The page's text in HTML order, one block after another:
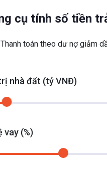
cụ tính số tiền
Thanh toán theo dư nợ giảm
nhà đất (tỷ VNĐ)
vay (%)